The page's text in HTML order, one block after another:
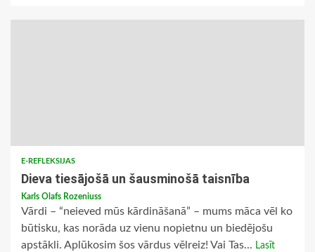
E-REFLEKSIJAS
Dieva tiesājošā un šausminošā taisnība
Karls Olafs Rozeniuss
Vārdi – “neieved mūs kārdināšanā” – mums māca vēl ko
būtisku, kas norāda uz vienu nopietnu un biedējošu
apstākli. Aplūkosim šos vārdus vēlreiz! Vai Tas... Lasīt